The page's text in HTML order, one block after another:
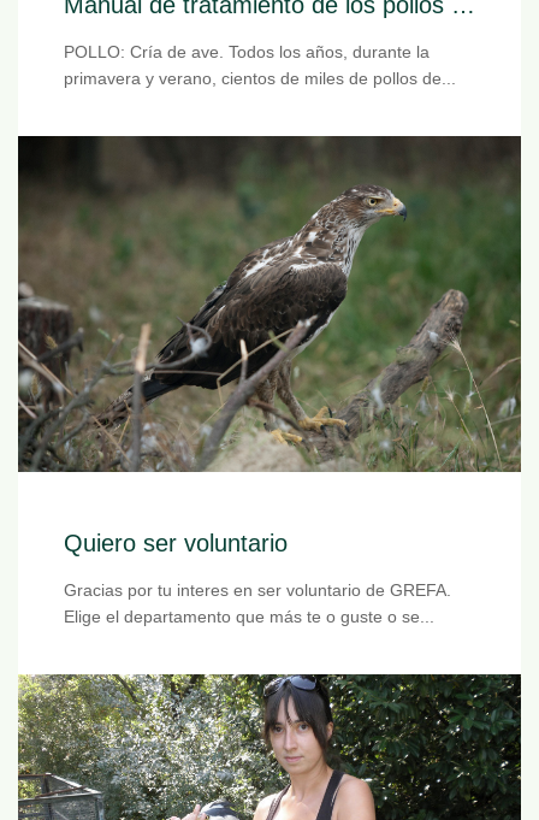
POLLO: Cría de ave. Todos los años, durante la
primavera y verano, cientos de miles de pollos de...
Quiero ser voluntario
Gracias por tu interes en ser voluntario de GREFA.
Elige el departamento que más te o guste o se...